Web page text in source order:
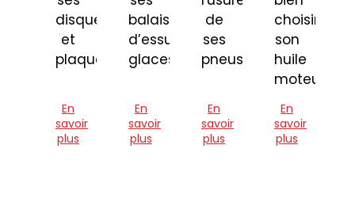
disques
et
plaquettes
En
savoir
plus
balais
d’essuie-
glaces
En
savoir
plus
de
ses
pneus
En
savoir
plus
choisir
son
huile
moteur
En
savoir
plus